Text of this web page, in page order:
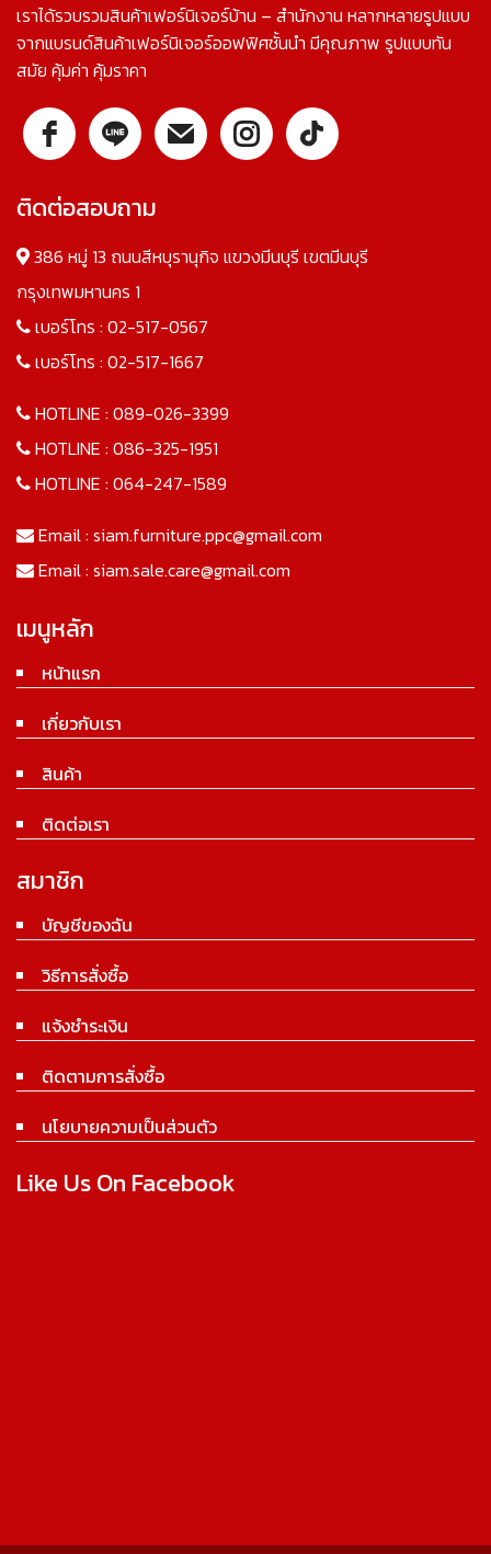
เราได้รวบรวมสินค้าเฟอร์นิเจอร์บ้าน – สำนักงาน หลากหลายรูปแบบ
จากแบรนด์สินค้าเฟอร์นิเจอร์ออฟฟิศชั้นนำ มีคุณภาพ รูปแบบทัน
สมัย คุ้มค่า คุ้มราคา
ติดต่อสอบถาม
386 หมู่ 13 ถนนสีหบุรานุกิจ แขวงมีนบุรี เขตมีนบุรี
กรุงเทพมหานคร 1
เบอร์โทร : 02-517-0567
เบอร์โทร : 02-517-1667
HOTLINE : 089-026-3399
HOTLINE : 086-325-1951
HOTLINE : 064-247-1589
Email : siam.furniture.ppc@gmail.com
Email : siam.sale.care@gmail.com
เมนูหลัก
หน้าแรก
เกี่ยวกับเรา
สินค้า
ติดต่อเรา
สมาชิก
บัญชีของฉัน
วิธีการสั่งซื้อ
แจ้งชำระเงิน
ติดตามการสั่งซื้อ
นโยบายความเป็นส่วนตัว
Like Us On Facebook